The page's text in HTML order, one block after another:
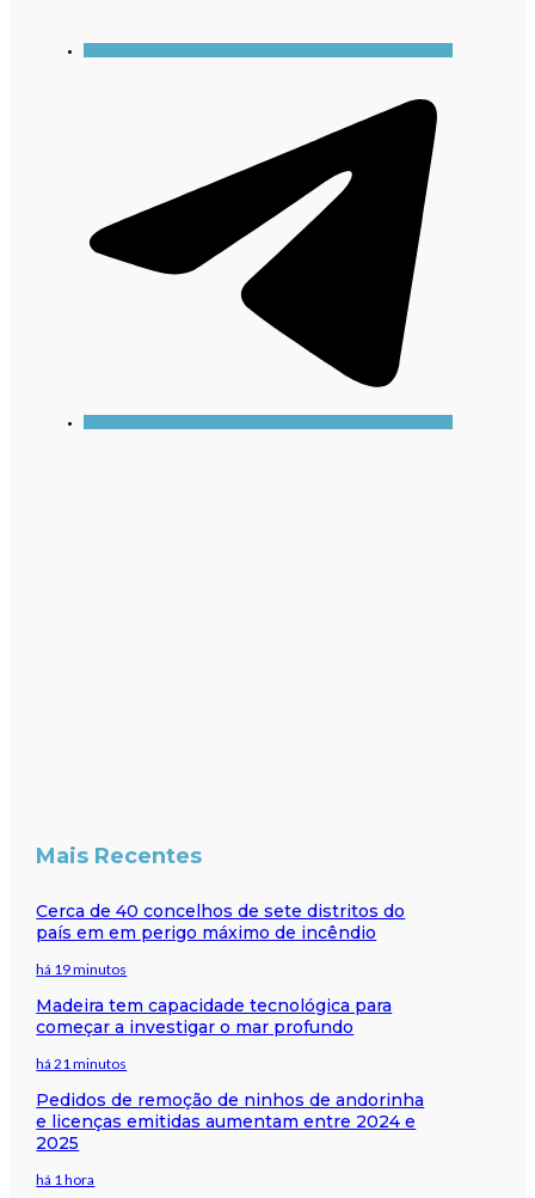
Mais Recentes
Cerca de 40 concelhos de sete distritos do
país em em perigo máximo de incêndio
há 19 minutos
Madeira tem capacidade tecnológica para
começar a investigar o mar profundo
há 21 minutos
Pedidos de remoção de ninhos de andorinha
e licenças emitidas aumentam entre 2024 e
2025
há 1 hora